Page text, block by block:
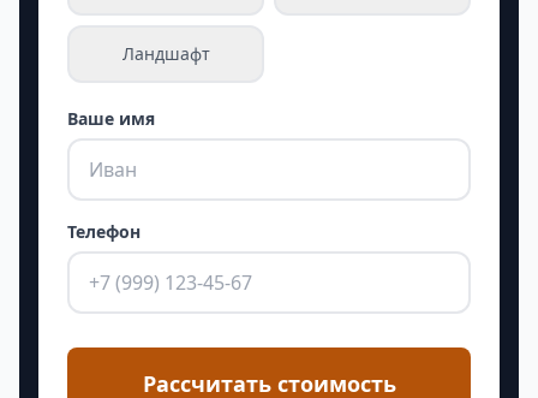
Ландшафт
Ваше имя
Телефон
Рассчитать стоимость